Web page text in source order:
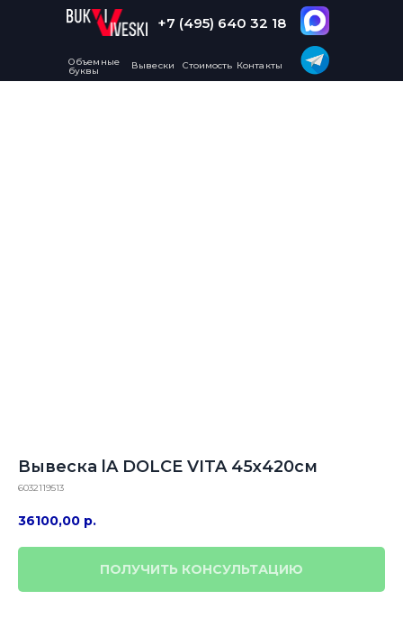
Объемные
буквы Вывески Стоимость Контакты
+7 (495) 640 32 18
Вывеска lA DOLCE VITA 45х420см
6032119513
36100,00 р.
ПОЛУЧИТЬ КОНСУЛЬТАЦИЮ